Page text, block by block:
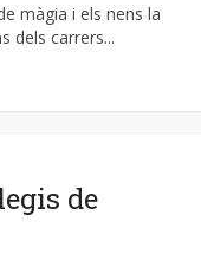
màgia i els nens la
dels carrers...
de